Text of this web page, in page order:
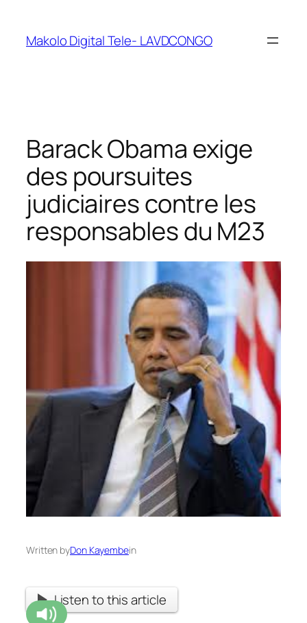
Makolo Digital Tele- LAVDCONGO
Barack Obama exige
des poursuites
judiciaires contre les
responsables du M23
Written byDon Kayembein
Listen to this article